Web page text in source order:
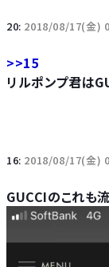
20: 2018/08/17(金)
>>15
リルポンプ君は
16: 2018/08/17(金)
GUCCIのこれも